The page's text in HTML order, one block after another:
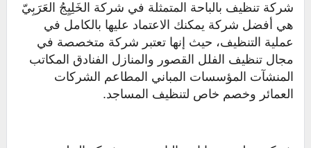
شركة تنظيف بالباحة المتمثلة في شركة الخَلِيِجُ العَرَبِيّ
هي أفضل شركة يمكنك الاعتماد عليها بالكامل في
عملية التنظيف، حيث إنها تعتبر شركة متخصصة في
مجال تنظيف الفلل القصور والمنازل الفنادق المكاتب
المنشآت المؤسسات المباني المطاعم الشركات
العمائر وخصم خاص لتنظيف المساجد.